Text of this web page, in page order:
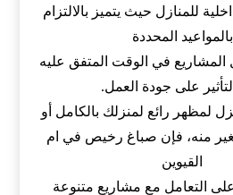
للمنازل حيث يتميز بالالتزام
بالمواعيد المحددة
في الوقت المتفق عليه
على جودة العمل.
لمظهر رائع لمنزلك بالكامل أو
منه، فإن صباغ رخيص في ام
القيوين
التعامل مع مشاريع متنوعة